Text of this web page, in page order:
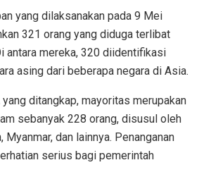
yang dilaksanakan pada 9 Mei
321 orang yang diduga terlibat
antara mereka, 320 diidentifikasi
asing dari beberapa negara di Asia.
ditangkap, mayoritas merupakan
sebanyak 228 orang, disusul oleh
Myanmar, dan lainnya. Penanganan
serius bagi pemerintah